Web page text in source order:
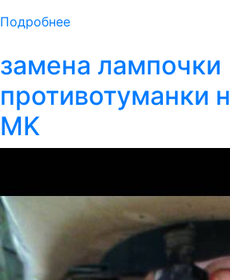
Подробнее
замена лампочки
противотуманки
MK